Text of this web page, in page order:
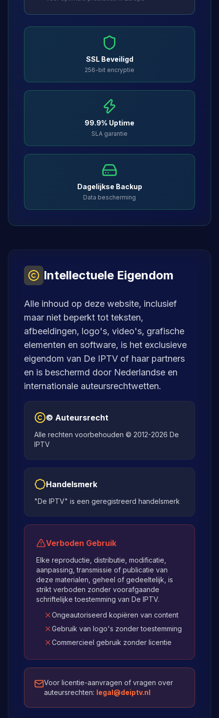
SSL Beveiligd
256-bit encryptie
99.9% Uptime
SLA garantie
Dagelijkse Backup
Data bescherming
Intellectuele Eigendom
Alle inhoud op deze website, inclusief
maar niet beperkt tot teksten,
afbeeldingen, logo's, video's, grafische
elementen en software, is het exclusieve
eigendom van De IPTV of haar partners
en is beschermd door Nederlandse en
internationale auteursrechtwetten.
© Auteursrecht
Alle rechten voorbehouden © 2012-2026 De
IPTV
Handelsmerk
"De IPTV" is een geregistreerd handelsmerk
Verboden Gebruik
Elke reproductie, distributie, modificatie,
aanpassing, transmissie of publicatie van
deze materialen, geheel of gedeeltelijk, is
strikt verboden zonder voorafgaande
schriftelijke toestemming van De IPTV.
Ongeautoriseerd kopiëren van content
Gebruik van logo's zonder toestemming
Commercieel gebruik zonder licentie
Voor licentie-aanvragen of vragen over
auteursrechten: legal@deiptv.nl